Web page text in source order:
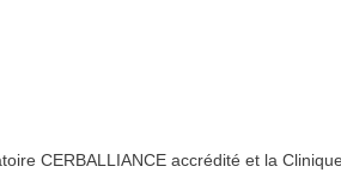
CERBALLIANCE accrédité et la